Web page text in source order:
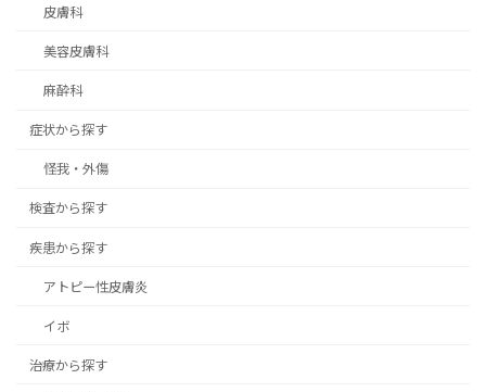
皮膚科
美容皮膚科
麻酔科
症状から探す
怪我・外傷
検査から探す
疾患から探す
アトピー性皮膚炎
イボ
治療から探す